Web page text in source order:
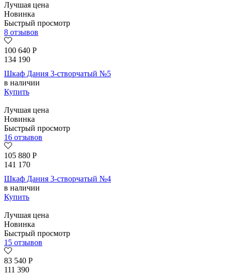
Лучшая цена
Новинка
Быстрый просмотр
8 отзывов
100 640 Р
134 190
Шкаф Дания 3-створчатый №5
в наличии
Купить
Лучшая цена
Новинка
Быстрый просмотр
16 отзывов
105 880 Р
141 170
Шкаф Дания 3-створчатый №4
в наличии
Купить
Лучшая цена
Новинка
Быстрый просмотр
15 отзывов
83 540 Р
111 390